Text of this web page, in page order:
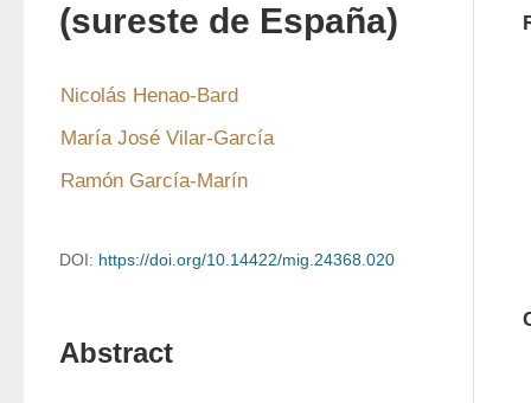
(sureste de España)
Nicolás Henao-Bard
María José Vilar-García
Ramón García-Marín
DOI: https://doi.org/10.14422/mig.24368.020
Abstract